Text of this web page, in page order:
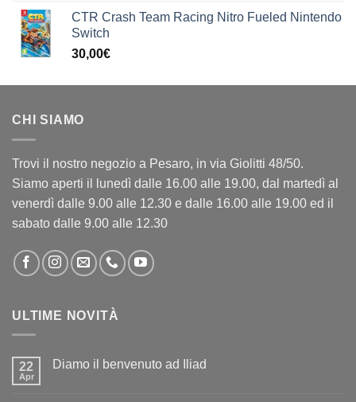
CTR Crash Team Racing Nitro Fueled Nintendo
Switch
30,00€
CHI SIAMO
Trovi il nostro negozio a Pesaro, in via Giolitti 48/50.
Siamo aperti il lunedì dalle 16.00 alle 19.00, dal martedì al
venerdì dalle 9.00 alle 12.30 e dalle 16.00 alle 19.00 ed il
sabato dalle 9.00 alle 12.30
ULTIME NOVITÀ
22
Apr
Diamo il benvenuto ad Iliad